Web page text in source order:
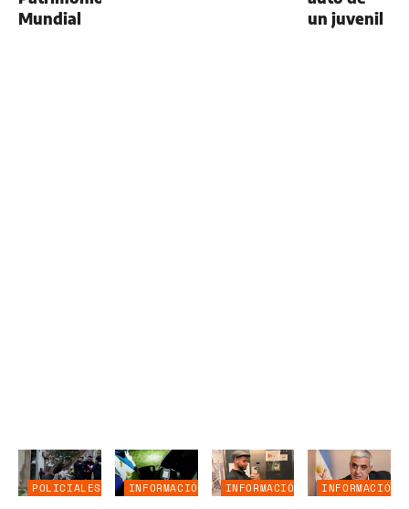
Mundial
un juvenil
POLICIALES
INFORMACIÓN
INFORMACIÓN
INFORMACIÓN